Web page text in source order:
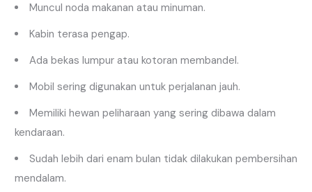
Muncul noda makanan atau minuman.
Kabin terasa pengap.
Ada bekas lumpur atau kotoran membandel.
Mobil sering digunakan untuk perjalanan jauh.
Memiliki hewan peliharaan yang sering dibawa dalam
kendaraan.
Sudah lebih dari enam bulan tidak dilakukan pembersihan
mendalam.